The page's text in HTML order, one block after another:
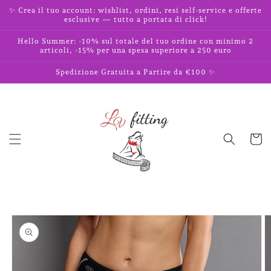
direttamente
✨ Crea il tuo account: wishlist, ordini, resi self-service e offerte
esclusive — tutto a portata di click!
Hello Summer: -10% sul totale del tuo ordine con minimo 2
articoli, -15% per una spesa superiore a 250 euro
Spedizione Gratuita a Partire da €100 ✨
Carrello
Passa alle
informazioni
sul prodotto